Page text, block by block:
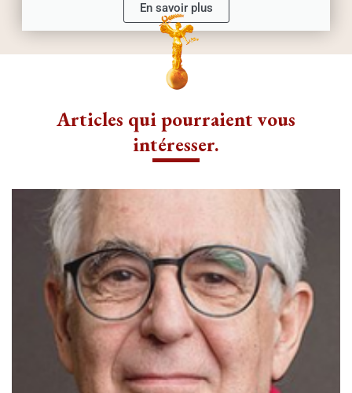
En savoir plus
Articles qui pourraient vous
intéresser.